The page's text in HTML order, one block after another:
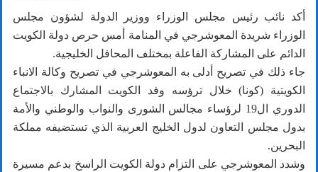
أكد نائب رئيس مجلس الوزراء ووزير الدولة لشؤون مجلس
الوزراء شريدة المعوشرجي في المنامة أمس حرص دولة الكويت
الدائم على المشاركة الفاعلة بمختلف المحافل الخليجية.
جاء ذلك في تصريح أدلى به المعوشرجي في تصريح وكالة الانباء
الكويتية (كونا) خلال ترؤسه وفد الكويت المشارك بالاجتماع
الدوري ال19 لرؤساء مجالس الشورى والنواب والوطني والأمة
بدول مجلس التعاون لدول الخليج العربية الذي تستضيفه مملكة
البحرين.
وشدد المعوشرجي على التزام دولة الكويت الراسخ بدعم مسيرة